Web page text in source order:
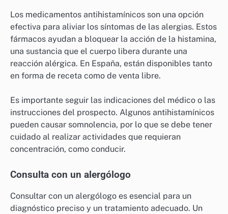
Los medicamentos antihistamínicos son una opción
efectiva para aliviar los síntomas de las alergias. Estos
fármacos ayudan a bloquear la acción de la histamina,
una sustancia que el cuerpo libera durante una
reacción alérgica. En España, están disponibles tanto
en forma de receta como de venta libre.
Es importante seguir las indicaciones del médico o las
instrucciones del prospecto. Algunos antihistamínicos
pueden causar somnolencia, por lo que se debe tener
cuidado al realizar actividades que requieran
concentración, como conducir.
Consulta con un alergólogo
Consultar con un alergólogo es esencial para un
diagnóstico preciso y un tratamiento adecuado. Un